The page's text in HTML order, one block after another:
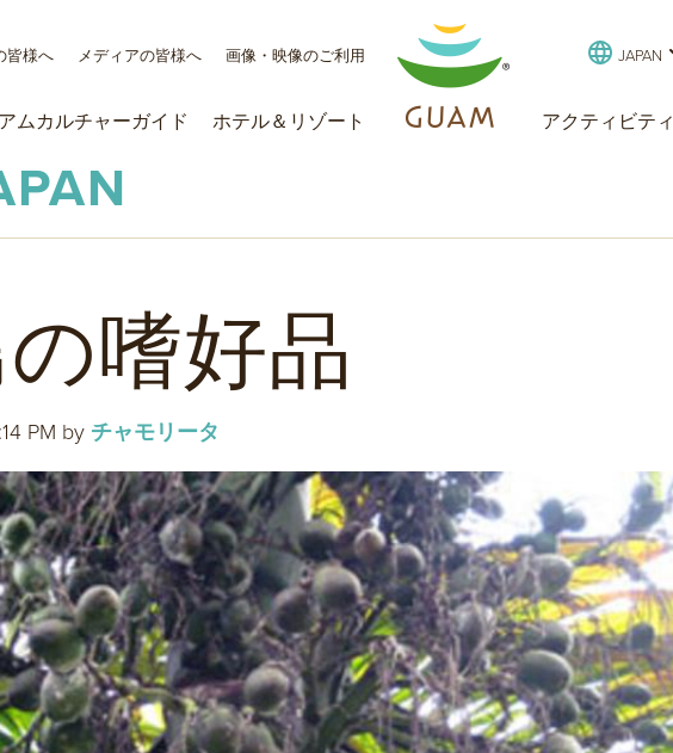
皆様へ メディアの皆様へ 画像・映像のご利用
ムカルチャーガイド ホテル＆リゾート
JAPAN
アクティビティ
行く
嗜好品
PM by チャモリータ